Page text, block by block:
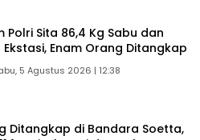
Polri Sita 86,4 Kg Sabu dan
Ekstasi, Enam Orang Ditangkap
5 Agustus 2026 | 12:38
Ditangkap di Bandara Soetta,